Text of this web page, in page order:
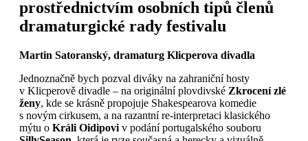
prostřednictvím osobních tipů členů
dramaturgické rady festivalu
Martin Satoranský, dramaturg Klicperova divadla
Jednoznačně bych pozval diváky na zahraniční hosty
v Klicperově divadle – na originální plovdivskéZkrocení zlé
ženy, kde se krásně propojuje Shakespearova komedie
s novým cirkusem, a na razantní re-interpretaci klasického
mýtu o Králi Oidipoviv podání portugalského souboru